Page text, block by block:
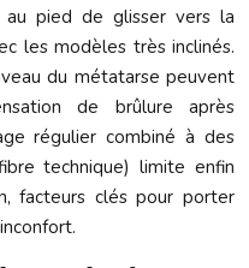
au pied de glisser vers la
les modèles très inclinés.
du métatarse peuvent
de brûlure après
régulier combiné à des
technique) limite enfin
facteurs clés pour porter